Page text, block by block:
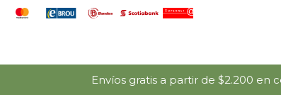
Envíos gratis a partir de $2.200 en